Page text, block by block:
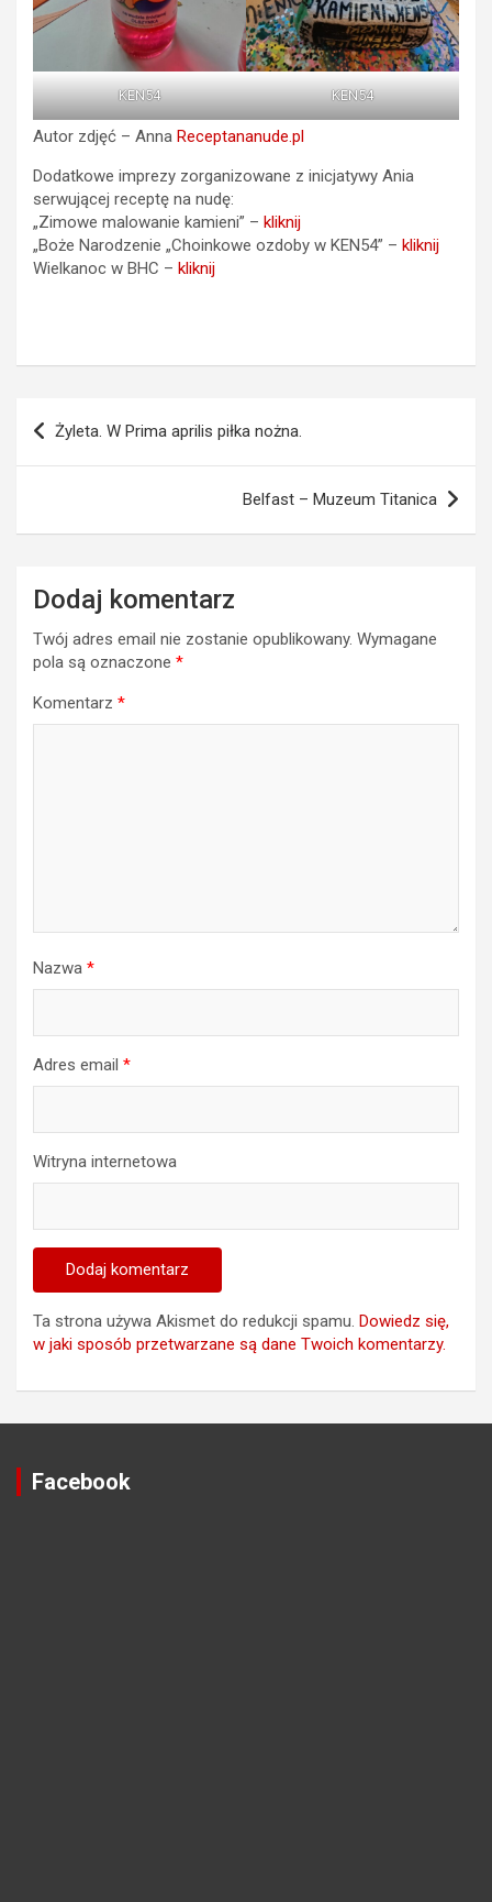
KEN54 KEN54
Autor zdjęć – Anna Receptananude.pl
Dodatkowe imprezy zorganizowane z inicjatywy Ania
serwującej receptę na nudę:
„Zimowe malowanie kamieni” – kliknij
„Boże Narodzenie „Choinkowe ozdoby w KEN54” – kliknij
Wielkanoc w BHC – kliknij
Nawigacja
wpisu
Żyleta. W Prima aprilis piłka nożna.
Belfast – Muzeum Titanica
Dodaj komentarz
Twój adres email nie zostanie opublikowany. Wymagane
pola są oznaczone *
Komentarz *
Nazwa *
Adres email *
Witryna internetowa
Ta strona używa Akismet do redukcji spamu. Dowiedz się,
w jaki sposób przetwarzane są dane Twoich komentarzy.
Facebook